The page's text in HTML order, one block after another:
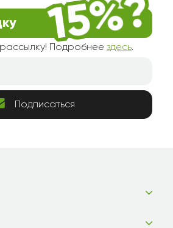
Подробнее здесь.
Подписаться